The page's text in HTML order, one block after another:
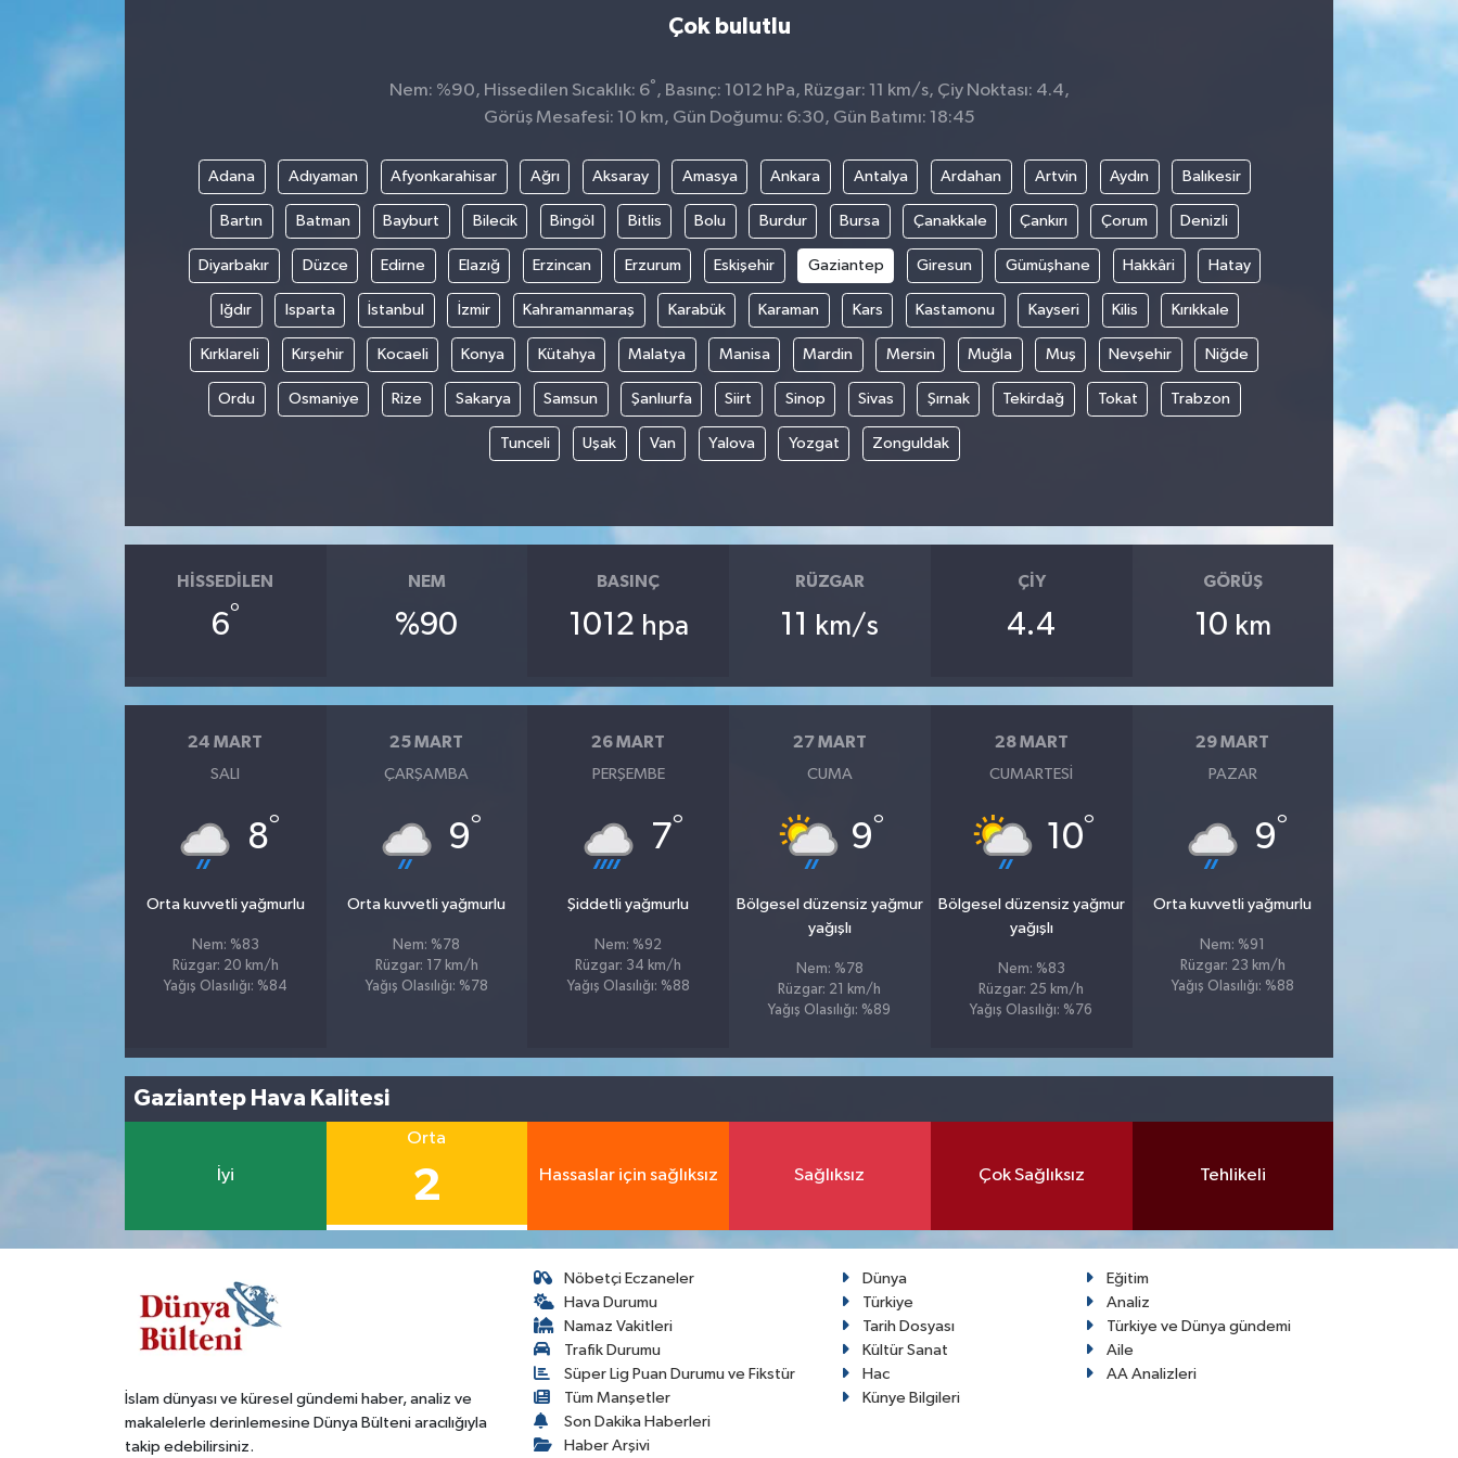
Çok bulutlu
Nem: %90, Hissedilen Sıcaklık: 6° , Basınç: 1012 hPa, Rüzgar: 11 km/s, Çiy Noktası: 4.4,
Görüş Mesafesi: 10 km, Gün Doğumu: 6:30, Gün Batımı: 18:45
Adana Adıyaman Afyonkarahisar Ağrı Aksaray Amasya Ankara Antalya Ardahan Artvin Aydın Balıkesir
Bartın Batman Bayburt Bilecik Bingöl Bitlis Bolu Burdur Bursa Çanakkale Çankırı Çorum Denizli
Diyarbakır Düzce Edirne Elazığ Erzincan Erzurum Eskişehir Gaziantep Giresun Gümüşhane Hakkâri Hatay
Iğdır Isparta İstanbul İzmir Kahramanmaraş Karabük Karaman Kars Kastamonu Kayseri Kilis Kırıkkale
Kırklareli Kırşehir Kocaeli Konya Kütahya Malatya Manisa Mardin Mersin Muğla Muş Nevşehir Niğde
Ordu Osmaniye Rize Sakarya Samsun Şanlıurfa Siirt Sinop Sivas Şırnak Tekirdağ Tokat Trabzon
Tunceli Uşak Van Yalova Yozgat Zonguldak
HISSEDILEN
6°
NEM
%90
BASINÇ
1012 hpa
RÜZGAR
11 km/s
ÇIY
4.4
GÖRÜŞ
10 km
24 MART
SALI
8°
Orta kuvvetli yağmurlu
Nem: %83
Rüzgar: 20 km/h
Yağış Olasılığı: %84
25 MART
ÇARŞAMBA
9°
Orta kuvvetli yağmurlu
Nem: %78
Rüzgar: 17 km/h
Yağış Olasılığı: %78
26 MART
PERŞEMBE
7°
Şiddetli yağmurlu
Nem: %92
Rüzgar: 34 km/h
Yağış Olasılığı: %88
27 MART
CUMA
9°
Bölgesel düzensiz yağmur
yağışlı
Nem: %78
Rüzgar: 21 km/h
Yağış Olasılığı: %89
28 MART
CUMARTESI
10°
Bölgesel düzensiz yağmur
yağışlı
Nem: %83
Rüzgar: 25 km/h
Yağış Olasılığı: %76
29 MART
PAZAR
9°
Orta kuvvetli yağmurlu
Nem: %91
Rüzgar: 23 km/h
Yağış Olasılığı: %88
Gaziantep Hava Kalitesi
İyi
Orta
2 Hassaslar için sağlıksız Sağlıksız Çok Sağlıksız Tehlikeli
İslam dünyası ve küresel gündemi haber, analiz ve
makalelerle derinlemesine Dünya Bülteni aracılığıyla
takip edebilirsiniz.
Nöbetçi Eczaneler
Hava Durumu
Namaz Vakitleri
Trafik Durumu
Süper Lig Puan Durumu ve Fikstür
Tüm Manşetler
Son Dakika Haberleri
Haber Arşivi
Dünya
Eğitim
Türkiye
Analiz
Tarih Dosyası
Türkiye ve Dünya gündemi
Kültür Sanat
Aile
Hac
AA Analizleri
Künye Bilgileri